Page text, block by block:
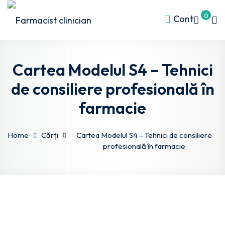
Cont 0
Cartea Modelul S4 – Tehnici
de consiliere profesională în
farmacie
Home Cărți
Cartea Modelul S4 – Tehnici de consiliere
profesională în farmacie